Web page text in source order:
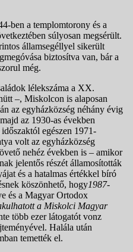
ben a templomtorony és a
súlyosan megsérült.
államsegéllyel sikerült
biztosítva van, bár a
még.
lélekszáma a XX.
–, Miskolcon is alaposan
az egyházközség néhány évig
az 1930-as években
egészen 1971-
volt az egyházközség
nehéz években is – amikor
jelentős részét államosították
és a hatalmas értékkel bíró
köszönhető, hogy1987-
és a Magyar Ortodox
a Miskolci Magyar
több ezer látogatót vonz
Halála után
temették el.